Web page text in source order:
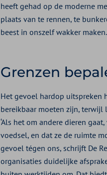
heeft gehad op de moderne
plaats van te rennen, te
beest in onszelf wakker
Grenzen
Het gevoel hardop uitspreken
bereikbaar moeten zijn,
‘Als het om andere dieren
voedsel, en dat ze de ruimte
gevoel tégen ons, schrijft De
organisaties duidelijke